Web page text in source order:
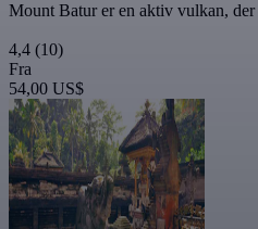
Mount Batur er en aktiv vulkan,
4,4 (10)
Fra
54,00 US$